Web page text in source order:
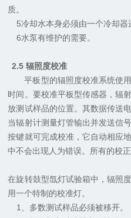
质。
5冷却水本身必须由一个冷却器
6水泵有维护的需要。
2.5辐照度校准
平板型的辐照度校准系统使
时间。要校准平板型传感器，辐
放测试样品的位置。其数据传送
当辐射计测量灯管输出并发送信
按键就可完成校准，它自动相应
中不会出现人为错误。所有的校
在旋转鼓型氙灯试验箱中，辐照
用一个特制的校准灯。
1
、多数测试样品必须被移开。